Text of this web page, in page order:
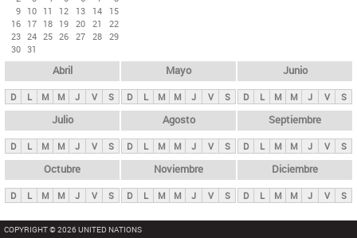
n
c
i
p
l
e
s
9 10 11 12 13 14
15
16 17 18 19 20 21
22
23 24 25 26 27 28 29
30 31
Abril
D L M M J V S
Mayo
D L M M J V S
Junio
D L M M J V S
Julio
D L M M J V S
Agosto
D L M M J V S
Septiembre
D L M M J V S
Octubre
D L M M J V S
Noviembre
D L M M J V S
Diciembre
D L M M J V S
COPYRIGHT © 2026 UNITED NATIONS